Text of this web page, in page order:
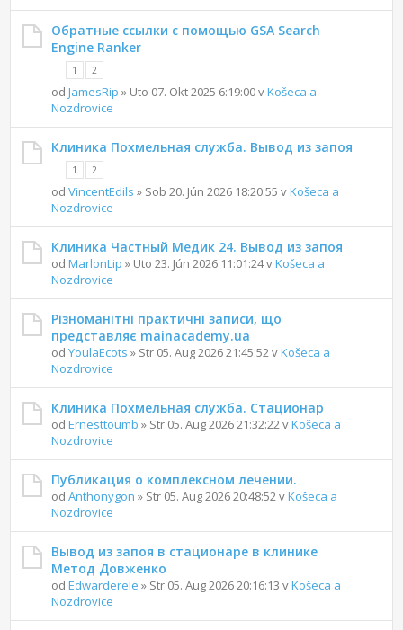
Обратные ссылки с помощью GSA Search
Engine Ranker
1 2
odJamesRip » Uto 07. Okt 2025 6:19:00 vKošeca a
Nozdrovice
Клиника Похмельная служба. Вывод из запоя
1 2
odVincentEdils » Sob 20. Jún 2026 18:20:55 vKošeca a
Nozdrovice
Клиника Частный Медик 24. Вывод из запоя
odMarlonLip » Uto 23. Jún 2026 11:01:24 vKošeca a
Nozdrovice
Різноманітні практичні записи, що
представляє mainacademy.ua
odYoulaEcots » Str 05. Aug 2026 21:45:52 vKošeca a
Nozdrovice
Клиника Похмельная служба. Стационар
odErnesttoumb » Str 05. Aug 2026 21:32:22 vKošeca a
Nozdrovice
Публикация о комплексном лечении.
odAnthonygon » Str 05. Aug 2026 20:48:52 vKošeca a
Nozdrovice
Вывод из запоя в стационаре в клинике
Метод Довженко
odEdwarderele » Str 05. Aug 2026 20:16:13 vKošeca a
Nozdrovice